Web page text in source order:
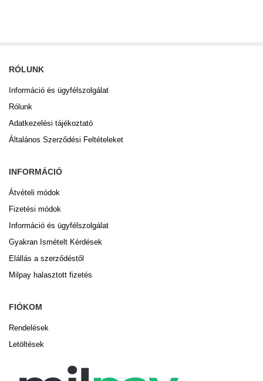
RÓLUNK
Információ és ügyfélszolgálat
Rólunk
Adatkezelési tájékoztató
Általános Szerződési Feltételeket
INFORMÁCIÓ
Átvételi módok
Fizetési módok
Információ és ügyfélszolgálat
Gyakran Ismételt Kérdések
Elállás a szerződéstől
Milpay halasztott fizetés
FIÓKOM
Rendelések
Letöltések